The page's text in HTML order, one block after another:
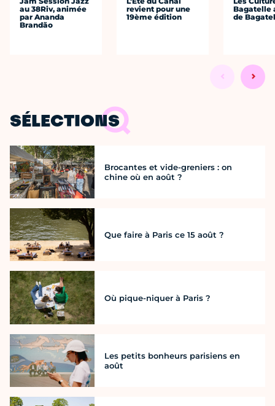
au 38Riv, animée
par Ananda
Brandão
revient pour une
19ème édition
Bagatelle
de
SÉLECTIONS
Brocantes et vide-greniers : on
chine où en août ?
Que faire à Paris ce 15 août ?
Où pique-niquer à Paris ?
Les petits bonheurs parisiens en
août